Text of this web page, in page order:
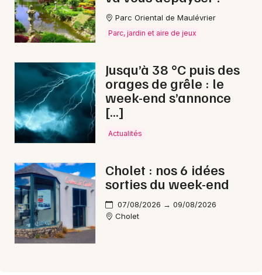
49 - Maine-et-Loire
Choisir mes départements
Mon email
Je m'abonne
Parc Oriental de Maulévrier
Parc, jardin et aire de jeux
Jusqu’à 38 °C puis des
orages de grêle : le
week-end s’annonce
[…]
Actualités
Cholet : nos 6 idées
sorties du week-end
07/08/2026 → 09/08/2026
Cholet